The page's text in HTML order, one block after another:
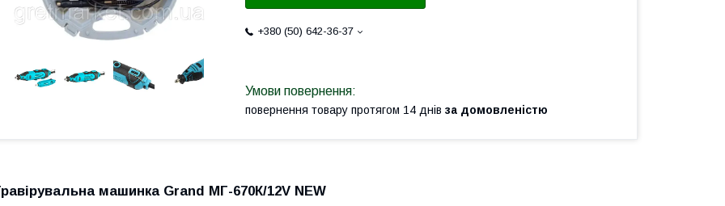
+380 (50) 642-36-37
повернення товару протягом 14 днів за домовленістю
машинка Grand МГ-670К/12V NEW